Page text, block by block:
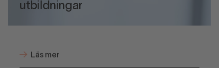
utbildningar
Läs mer